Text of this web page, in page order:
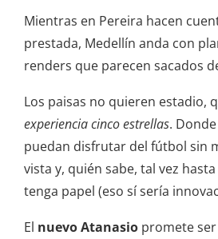
Mientras en Pereira hacen
prestada, Medellín anda con
renders que parecen sacados
Los paisas no quieren estadio,
experiencia cinco estrellas.
puedan disfrutar del fútbol sin
vista y, quién sabe, tal vez
tenga papel (eso sí sería
El nuevo Atanasio promete